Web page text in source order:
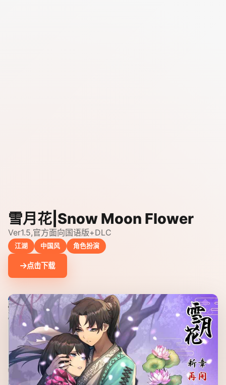
雪月花|Snow Moon Flower
Ver1.5,官方面向国语版+DLC
江湖 中国风 角色扮演
点击下载